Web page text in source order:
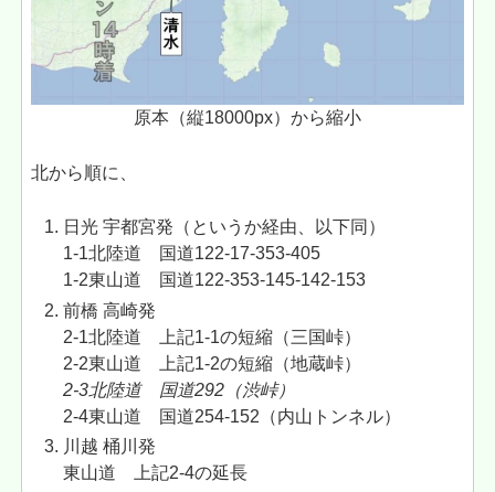
原本（縦18000px）から縮小
北から順に、
日光 宇都宮発（というか経由、以下同）
1-1北陸道 国道122-17-353-405
1-2東山道 国道122-353-145-142-153
前橋 高崎発
2-1北陸道 上記1-1の短縮（三国峠）
2-2東山道 上記1-2の短縮（地蔵峠）
2-3北陸道 国道292 （渋峠）
2-4東山道 国道254-152（内山トンネル）
川越 桶川発
東山道 上記2-4の延長